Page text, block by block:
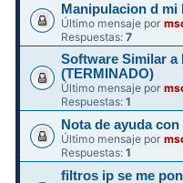
Manipulacion d mi
Último mensaje por
Respuestas:7
Software Similar
(TERMINADO)
Último mensaje por
Respuestas:1
Nota de ayuda
Último mensaje por
Respuestas:1
filtros ip se me